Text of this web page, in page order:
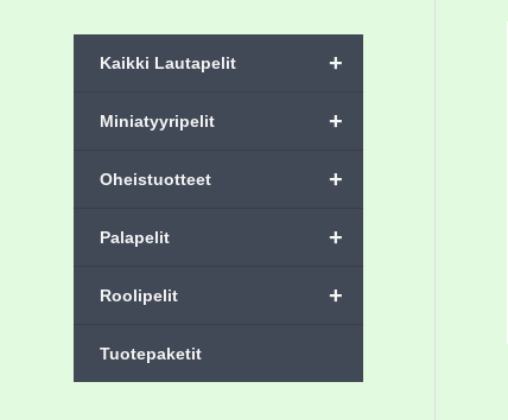
+
Kaikki Lautapelit
+
Miniatyyripelit
+
Oheistuotteet
+
Palapelit
+
Roolipelit
Tuotepaketit